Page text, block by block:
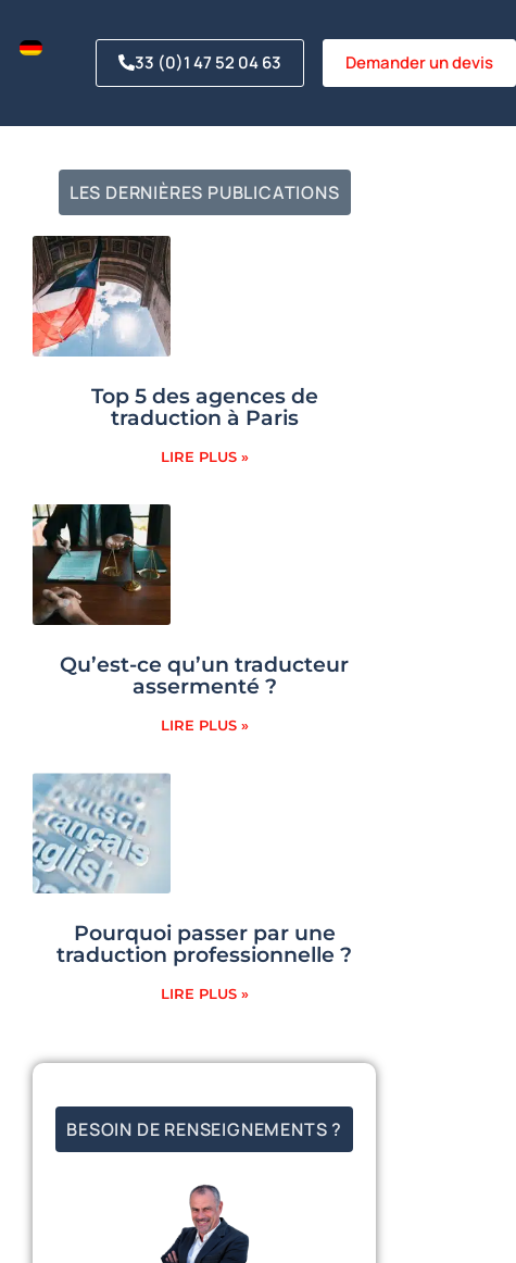
33 (0)1 47 52 04 63 Demander un devis
LES DERNIÈRES PUBLICATIONS
Top 5 des agences de
traduction à Paris
LIRE PLUS »
Qu’est-ce qu’un traducteur
assermenté ?
LIRE PLUS »
Pourquoi passer par une
traduction professionnelle ?
LIRE PLUS »
BESOIN DE RENSEIGNEMENTS ?